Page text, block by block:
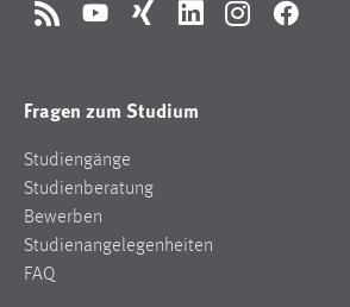
RSS YouTubeXing LinkedInInstagramFacebook
Fragen zum Studium
Studiengänge
Studienberatung
Bewerben
Studienangelegenheiten
FAQ